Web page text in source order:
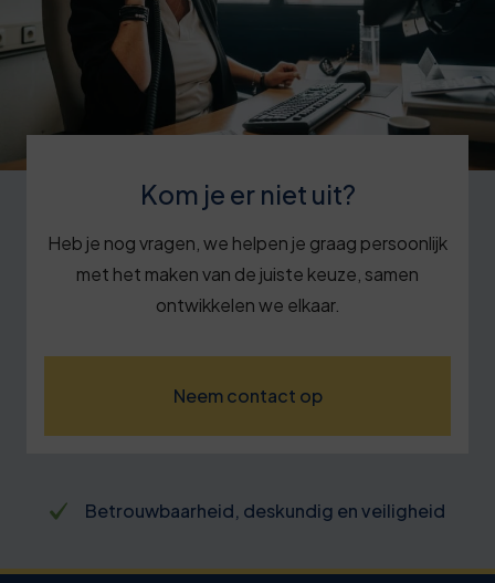
Kom je er niet uit?
Heb je nog vragen, we helpen je graag persoonlijk
met het maken van de juiste keuze, samen
ontwikkelen we elkaar.
Neem contact op
Betrokken trainers met passie, kennis en
praktijkervaring